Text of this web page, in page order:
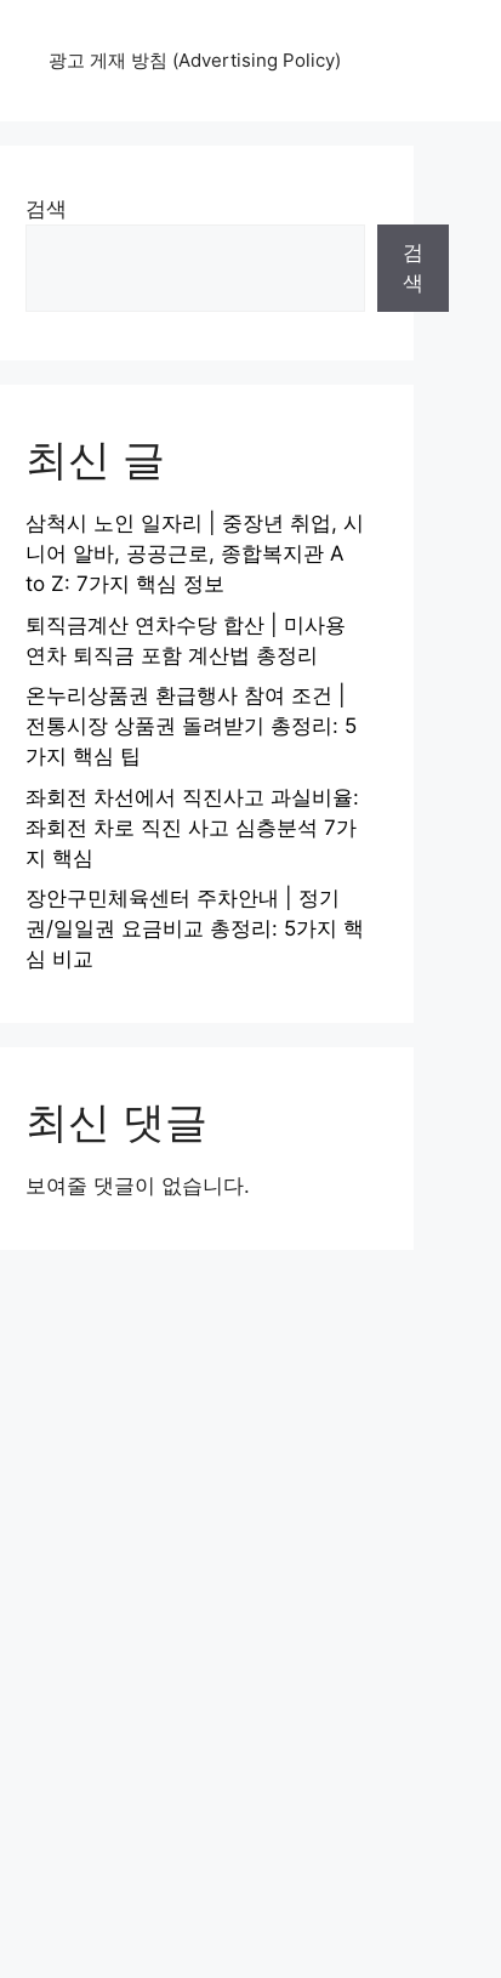
광고 게재 방침 (Advertising Policy)
검색
검
색
최신 글
삼척시 노인 일자리 | 중장년 취업, 시
니어 알바, 공공근로, 종합복지관 A
to Z: 7가지 핵심 정보
퇴직금계산 연차수당 합산 | 미사용
연차 퇴직금 포함 계산법 총정리
온누리상품권 환급행사 참여 조건 |
전통시장 상품권 돌려받기 총정리: 5
가지 핵심 팁
좌회전 차선에서 직진사고 과실비율:
좌회전 차로 직진 사고 심층분석 7가
지 핵심
장안구민체육센터 주차안내 | 정기
권/일일권 요금비교 총정리: 5가지 핵
심 비교
최신 댓글
보여줄 댓글이 없습니다.